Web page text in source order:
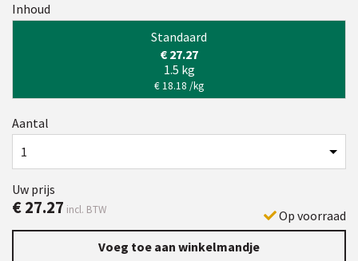
Inhoud
Standaard
€ 27.27
1.5 kg
€ 18.18 /kg
Aantal
Uw prijs
€27.27 incl. BTW
Op voorraad
Voeg toe aan winkelmandje